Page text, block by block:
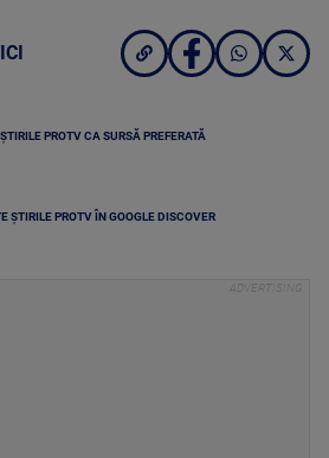
PROTV CA SURSĂ PREFERATĂ
ȘTIRILE PROTV ÎN GOOGLE DISCOVER